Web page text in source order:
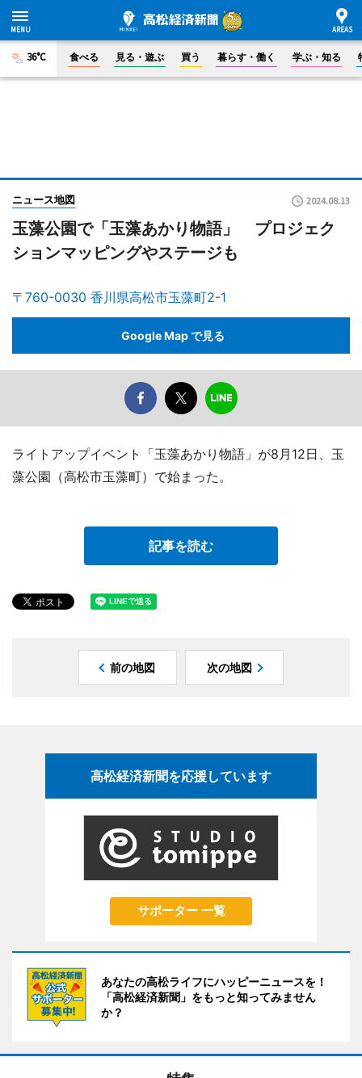
36°C 食べる 見る・遊ぶ 買う 暮らす・働く 学ぶ・知る
ニュース地図 2024.08.13
玉藻公園で「玉藻あかり物語」 プロジェク
ションマッピングやステージも
〒760-0030 香川県高松市玉藻町2-1
Google Map で見る
ライトアップイベント「玉藻あかり物語」が8月12日、玉
藻公園（高松市玉藻町）で始まった。
記事を読む
前の地図 次の地図
高松経済新聞を応援しています
サポーター 一覧
あなたの高松ライフにハッピーニュースを！
「高松経済新聞」をもっと知ってみません
か？